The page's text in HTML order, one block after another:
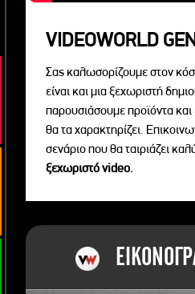
VIDEOWORLD
Σας καλωσορίζουμε στον
είναι και μια ξεχωριστή
παρουσιάσουμε προϊόντα
θα τα χαρακτηρίζει.
σενάριο που θα ταιριάζει
ξεχωριστό videο.